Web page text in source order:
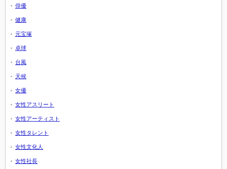
俳優
健康
元宝塚
卓球
台風
天候
女優
女性アスリート
女性アーティスト
女性タレント
女性文化人
女性社長